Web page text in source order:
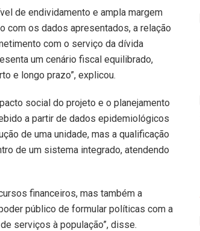
de endividamento e ampla margem
com os dados apresentados, a relação
com o serviço da dívida
um cenário fiscal equilibrado,
e longo prazo”, explicou.
social do projeto e o planejamento
a partir de dados epidemiológicos
de uma unidade, mas a qualificação
de um sistema integrado, atendendo
financeiros, mas também a
público de formular políticas com a
serviços à população”, disse.